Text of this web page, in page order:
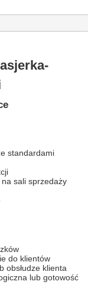
standardami
sali sprzedaży
do klientów
obsłudze klienta
lub gotowość